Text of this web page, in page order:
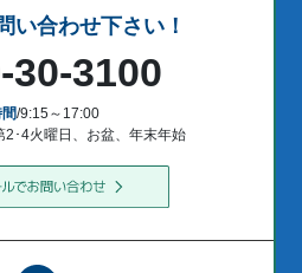
い合わせ下さい！
30-3100
/9:15～17:00
2･4火曜日、お盆、年末年始